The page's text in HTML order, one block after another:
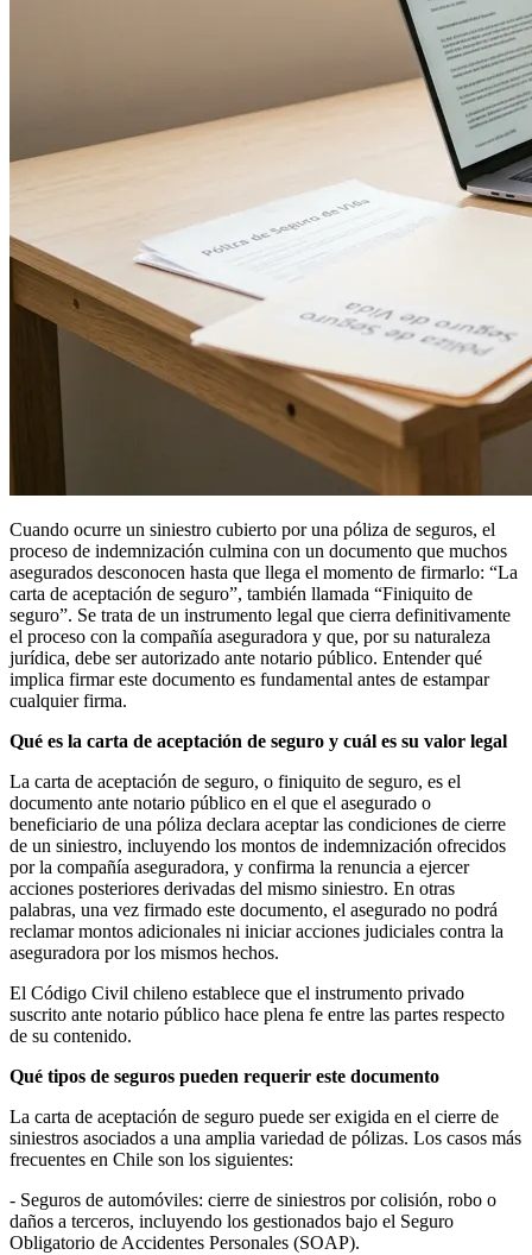
Cuando ocurre un siniestro cubierto por una póliza de seguros, el
proceso de indemnización culmina con un documento que muchos
asegurados desconocen hasta que llega el momento de firmarlo: “La
carta de aceptación de seguro”, también llamada “Finiquito de
seguro”. Se trata de un instrumento legal que cierra definitivamente
el proceso con la compañía aseguradora y que, por su naturaleza
jurídica, debe ser autorizado ante notario público. Entender qué
implica firmar este documento es fundamental antes de estampar
cualquier firma.
Qué es la carta de aceptación de seguro y cuál es su valor legal
La carta de aceptación de seguro, o finiquito de seguro, es el
documento ante notario público en el que el asegurado o
beneficiario de una póliza declara aceptar las condiciones de cierre
de un siniestro, incluyendo los montos de indemnización ofrecidos
por la compañía aseguradora, y confirma la renuncia a ejercer
acciones posteriores derivadas del mismo siniestro. En otras
palabras, una vez firmado este documento, el asegurado no podrá
reclamar montos adicionales ni iniciar acciones judiciales contra la
aseguradora por los mismos hechos.
El Código Civil chileno establece que el instrumento privado
suscrito ante notario público hace plena fe entre las partes respecto
de su contenido.
Qué tipos de seguros pueden requerir este documento
La carta de aceptación de seguro puede ser exigida en el cierre de
siniestros asociados a una amplia variedad de pólizas. Los casos más
frecuentes en Chile son los siguientes:
- Seguros de automóviles: cierre de siniestros por colisión, robo o
daños a terceros, incluyendo los gestionados bajo el Seguro
Obligatorio de Accidentes Personales (SOAP).